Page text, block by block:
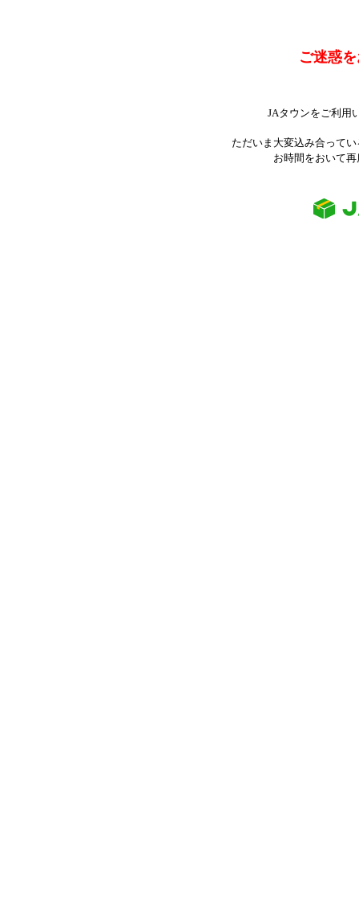
ご迷惑
JAタウンをご利用
ただいま大変込み合って
お時間をおいて